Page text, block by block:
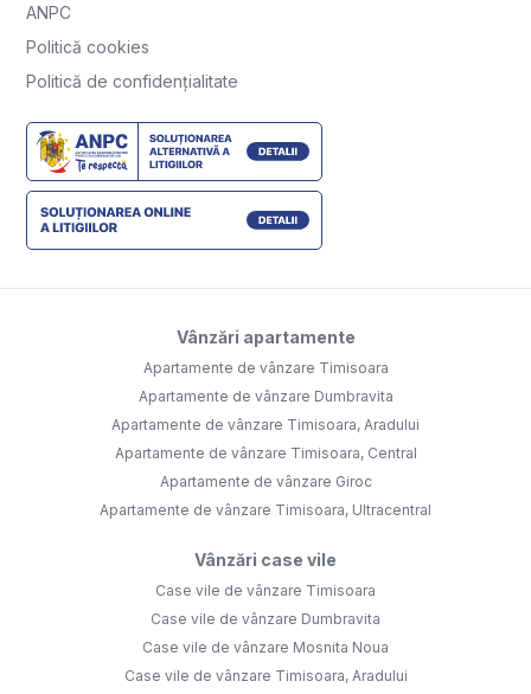
ANPC
Politică cookies
Politică de confidențialitate
Vânzări apartamente
Apartamente de vânzare Timisoara
Apartamente de vânzare Dumbravita
Apartamente de vânzare Timisoara, Aradului
Apartamente de vânzare Timisoara, Central
Apartamente de vânzare Giroc
Apartamente de vânzare Timisoara, Ultracentral
Vânzări case vile
Case vile de vânzare Timisoara
Case vile de vânzare Dumbravita
Case vile de vânzare Mosnita Noua
Case vile de vânzare Timisoara, Aradului